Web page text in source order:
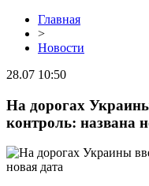
Главная
>
Новости
28.07 10:50
На дорогах
контроль: названа